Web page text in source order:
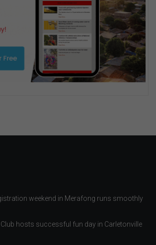
weekend in Merafong runs smoothly
hosts successful fun day in Carletonville